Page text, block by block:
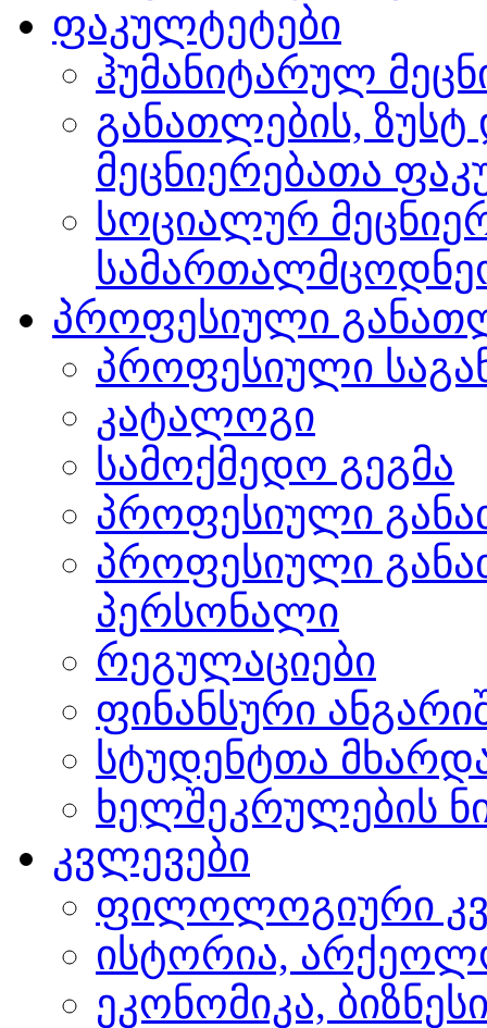
ფაკულტეტები
ჰუმანიტარულ
განათლების, ზუსტ
მეცნიერებათა
სოციალურ
პროფესიული
პროფესიული
კატალოგი
სამოქმედო გეგმა
პროფესიული
პროფესიული
პერსონალი
რეგულაციები
ფინანსური
სტუდენტთა
ხელშეკრულების
კვლევები
ფილოლოგიური
ისტორია,
ეკონომიკა,